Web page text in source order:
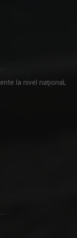
la nivel naţional,